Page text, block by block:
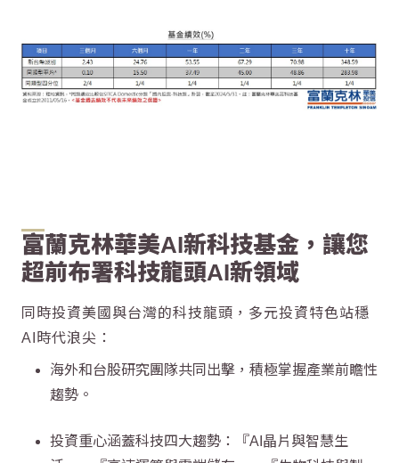
富蘭克林華美AI新科技基金，讓您
超前布署科技龍頭AI新領域
同時投資美國與台灣的科技龍頭，多元投資特色站穩
AI時代浪尖：
海外和台股研究團隊共同出擊，積極掌握產業前瞻性
趨勢。
投資重心涵蓋科技四大趨勢：『AI晶片與智慧生